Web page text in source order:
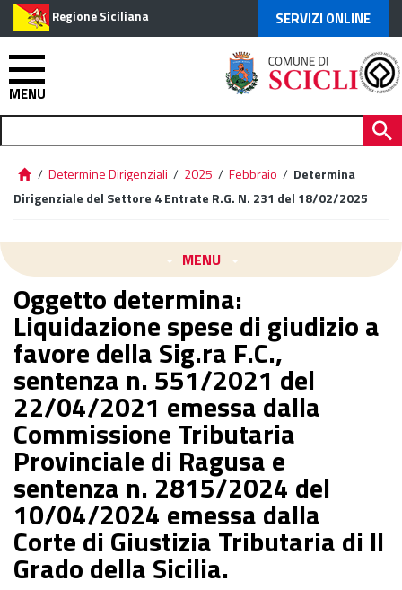
Regione Siciliana SERVIZI ONLINE
MENU
/ Determine Dirigenziali / 2025 / Febbraio / Determina
Dirigenziale del Settore 4 Entrate R.G. N. 231 del 18/02/2025
MENU
Oggetto determina:
Liquidazione spese di giudizio a
favore della Sig.ra F.C.,
sentenza n. 551/2021 del
22/04/2021 emessa dalla
Commissione Tributaria
Provinciale di Ragusa e
sentenza n. 2815/2024 del
10/04/2024 emessa dalla
Corte di Giustizia Tributaria di II
Grado della Sicilia.